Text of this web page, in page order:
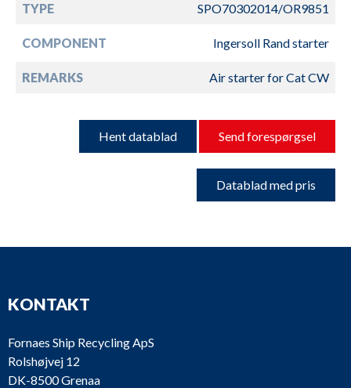
TYPE SPO70302014/OR9851
COMPONENT Ingersoll Rand starter
REMARKS Air starter for Cat CW
Hent datablad Send forespørgsel
Datablad med pris
KONTAKT
Fornaes Ship Recycling ApS
Rolshøjvej 12
DK-8500 Grenaa